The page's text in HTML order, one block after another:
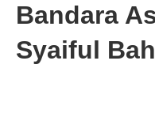
Bandara
Syaiful